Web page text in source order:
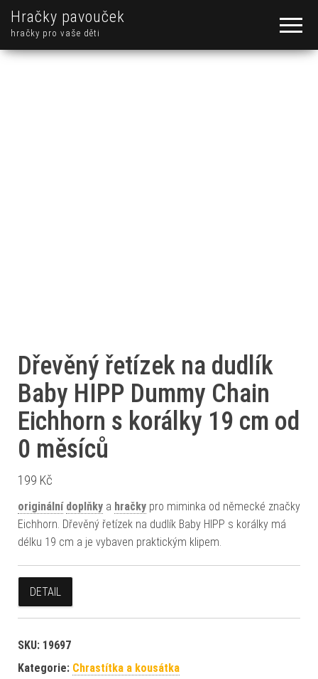
Hračky pavouček
hračky pro vaše děti
Dřevěný řetízek na dudlík
Baby HIPP Dummy Chain
Eichhorn s korálky 19 cm od
0 měsíců
199 Kč
originální doplňky a hračky pro miminka od německé značky
Eichhorn. Dřevěný řetízek na dudlík Baby HIPP s korálky má
délku 19 cm a je vybaven praktickým klipem.
DETAIL
SKU: 19697
Kategorie: Chrastítka a kousátka